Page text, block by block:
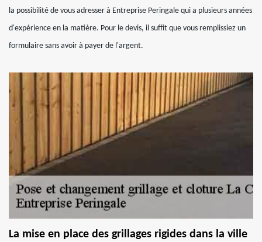
la possibilité de vous adresser à Entreprise Peringale qui a plusieurs années
d'expérience en la matière. Pour le devis, il suffit que vous remplissiez un
formulaire sans avoir à payer de l'argent.
La mise en place des grillages rigides dans la ville